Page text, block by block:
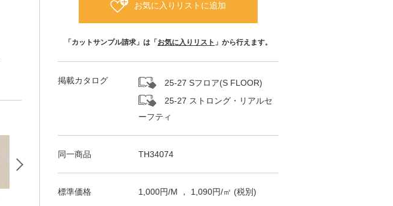
お気に入りリストに追加
「カットサンプル請求」は「 お気に入りリスト 」から行えます。
掲載カタログ
25-27 Sフロア(S FLOOR)
25-27 ストロング・リアルセ
ーフティ
同一商品 TH34074
標準価格 1,000円/M ， 1,090円/㎡ (税別)